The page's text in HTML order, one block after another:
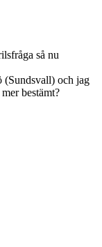
så nu
(Sundsvall) och jag
bestämt?